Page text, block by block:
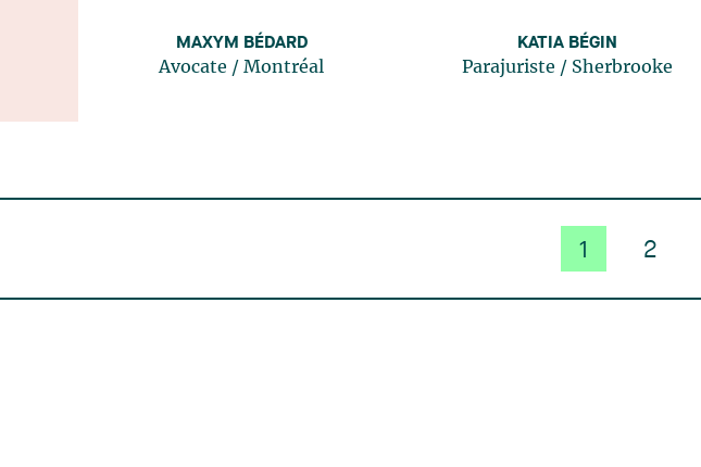
MAXYM BÉDARD
Avocate / Montréal
KATIA BÉGIN
Parajuriste / Sherbrooke
1 2